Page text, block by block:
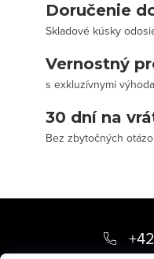
Doručenie
Skladové kúsky
Vernostný
s exkluzívnymi
30 dní na
Bez zbytočných